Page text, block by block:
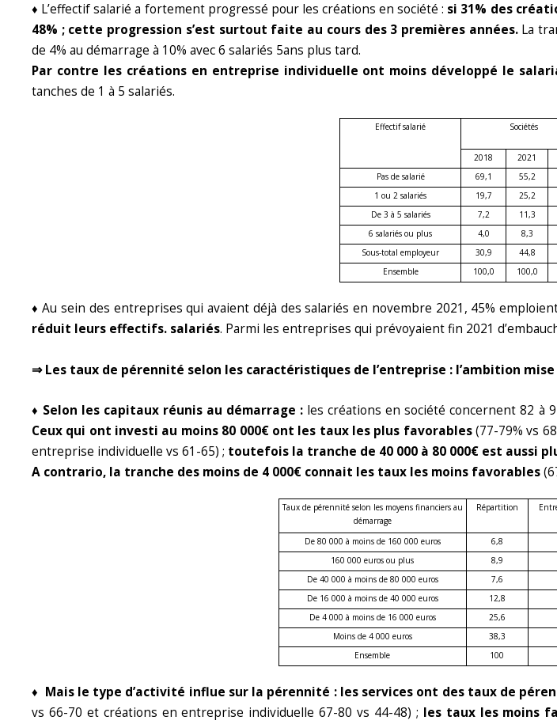
♦ L’effectif salarié a fortement progressé pour les créations en société : si 31% des
48% ; cette progression s’est surtout faite au cours des 3 premières années.La
de 4% au démarrage à 10% avec 6 salariés 5ans plus tard.
Par contre les créations en entreprise individuelle ont moins développé le
tanches de 1 à 5 salariés.
Effectif salarié Sociétés
2018
2021
Pas de salarié
69,1 55,2
1 ou 2 salariés
19,7 25,2
De 3 à 5 salariés
7,2 11,3
6 salariés ou plus
4,0 8,3
Sous-total employeur
30,9 44,8
Ensemble
100,0 100,0
♦ Au sein des entreprises qui avaient déjà des salariés en novembre 2021, 45%
réduit leurs effectifs. salariés. Parmi les entreprises qui prévoyaient fin 2021
⇒ Les taux de pérennité selon les caractéristiques de l’entreprise : l’ambition
♦ Selon les capitaux réunis au démarrage : les créations en société concernent 82 à
Ceux qui ont investi au moins 80 000€ ont les taux les plus favorables(77-79% vs
entreprise individuelle vs 61-65) ; toutefois la tranche de 40 000 à 80 000€ est aussi
A contrario, la tranche des moins de 4 000€ connait les taux les moins favorables
Taux de pérennité selon les moyens financiers au
démarrage
Répartition
De 80 000 à moins de 160 000 euros 6,8
160 000 euros ou plus
8,9
De 40 000 à moins de 80 000 euros
7,6
De 16 000 à moins de 40 000 euros
12,8
De 4 000 à moins de 16 000 euros
25,6
Moins de 4 000 euros
38,3
Ensemble
100
♦ Mais le type d’activité influe sur la pérennité : les services ont des taux de
vs 66-70 et créations en entreprise individuelle 67-80 vs 44-48) ; les taux les moins